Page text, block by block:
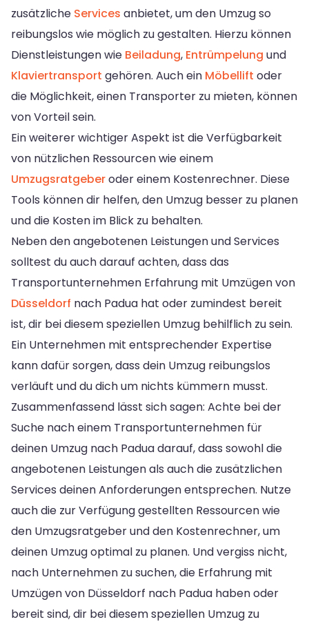
zusätzliche Services anbietet, um den Umzug so
reibungslos wie möglich zu gestalten. Hierzu können
Dienstleistungen wie Beiladung, Entrümpelung und
Klaviertransport gehören. Auch ein Möbellift oder
die Möglichkeit, einen Transporter zu mieten, können
von Vorteil sein.
Ein weiterer wichtiger Aspekt ist die Verfügbarkeit
von nützlichen Ressourcen wie einem
Umzugsratgeberoder einem Kostenrechner. Diese
Tools können dir helfen, den Umzug besser zu planen
und die Kosten im Blick zu behalten.
Neben den angebotenen Leistungen und Services
solltest du auch darauf achten, dass das
Transportunternehmen Erfahrung mit Umzügen von
Düsseldorf nach Padua hat oder zumindest bereit
ist, dir bei diesem speziellen Umzug behilflich zu sein.
Ein Unternehmen mit entsprechender Expertise
kann dafür sorgen, dass dein Umzug reibungslos
verläuft und du dich um nichts kümmern musst.
Zusammenfassend lässt sich sagen: Achte bei der
Suche nach einem Transportunternehmen für
deinen Umzug nach Padua darauf, dass sowohl die
angebotenen Leistungen als auch die zusätzlichen
Services deinen Anforderungen entsprechen. Nutze
auch die zur Verfügung gestellten Ressourcen wie
den Umzugsratgeber und den Kostenrechner, um
deinen Umzug optimal zu planen. Und vergiss nicht,
nach Unternehmen zu suchen, die Erfahrung mit
Umzügen von Düsseldorf nach Padua haben oder
bereit sind, dir bei diesem speziellen Umzug zu